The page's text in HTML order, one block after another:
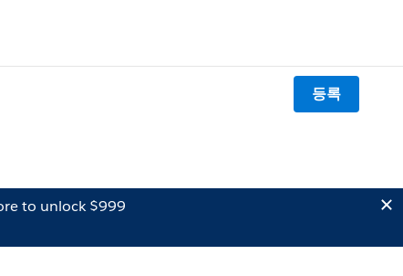
등록
to unlock $999